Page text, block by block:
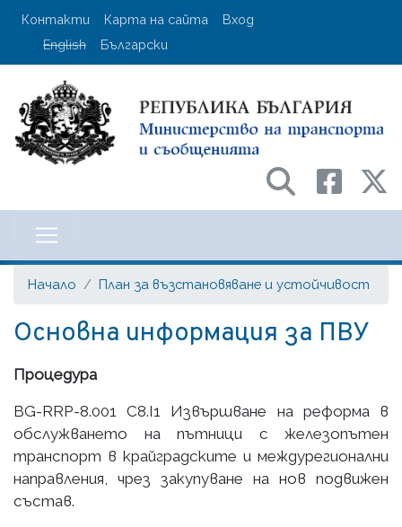
Премини
User account menu
Контакти Карта на сайта
Вход
English
Български
на транспорта
Начало План за възстановяване и устойчивост
Основна информация за ПВУ
Процедура
BG-RRP-8.001 C8.I1 Извършване на реформа в
обслужването на пътници с железопътен
транспорт в крайградските и междурегионални
направления, чрез закупуване на нов подвижен
състав.